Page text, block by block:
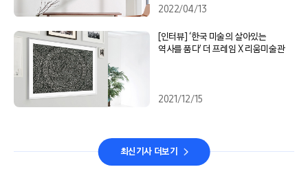
2022/04/13
[인터뷰] ‘한국 미술의 살아있는
역사를 품다’ 더 프레임 X 리움미술관
2021/12/15
최신기사 더보기